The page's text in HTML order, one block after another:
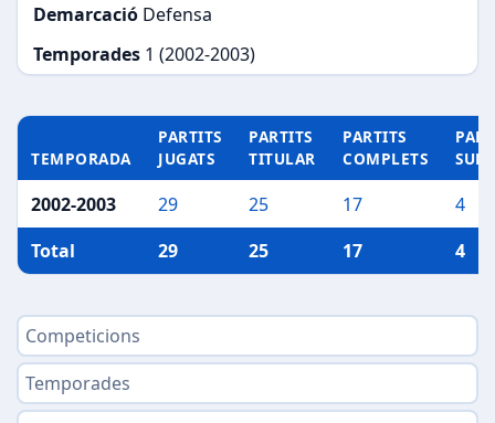
Demarcació Defensa
Temporades 1 (2002-2003)
TEMPORADA
PARTITS
JUGATS
PARTITS
TITULAR
PARTITS
COMPLETS
2002-2003 29 25 17
4
Total
29 25 17 4